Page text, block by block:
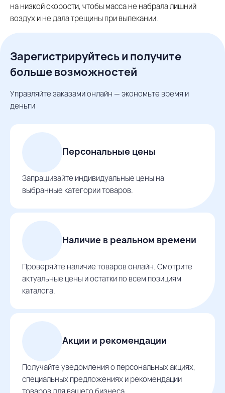
на низкой скорости, чтобы масса не набрала лишний
воздух и не дала трещины при выпекании.
Зарегистрируйтесь и получите
больше возможностей
Управляйте заказами онлайн — экономьте время и
деньги
Персональные цены
Запрашивайте индивидуальные цены на
выбранные категории товаров.
Наличие в реальном времени
Проверяйте наличие товаров онлайн. Смотрите
актуальные цены и остатки по всем позициям
каталога.
Акции и рекомендации
Получайте уведомления о персональных акциях,
специальных предложениях и рекомендации